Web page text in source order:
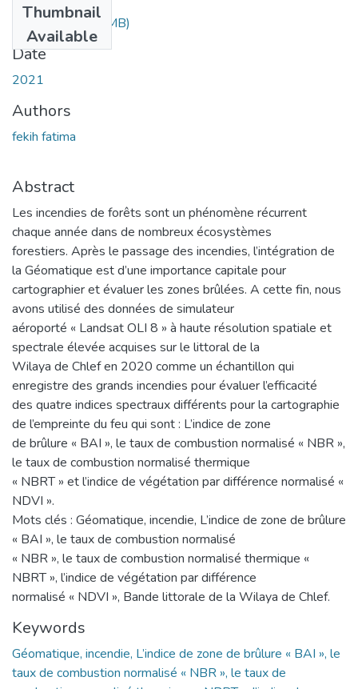
Thumbnail
Available
fekih_f.pdf(5.55 MB)
Date
2021
Authors
fekih fatima
Abstract
Les incendies de forêts sont un phénomène récurrent
chaque année dans de nombreux écosystèmes
forestiers. Après le passage des incendies, l’intégration de
la Géomatique est d’une importance capitale pour
cartographier et évaluer les zones brûlées. A cette fin, nous
avons utilisé des données de simulateur
aéroporté « Landsat OLI 8 » à haute résolution spatiale et
spectrale élevée acquises sur le littoral de la
Wilaya de Chlef en 2020 comme un échantillon qui
enregistre des grands incendies pour évaluer l’efficacité
des quatre indices spectraux différents pour la cartographie
de l’empreinte du feu qui sont : L’indice de zone
de brûlure « BAI », le taux de combustion normalisé « NBR »,
le taux de combustion normalisé thermique
« NBRT » et l’indice de végétation par différence normalisé «
NDVI ».
Mots clés : Géomatique, incendie, L’indice de zone de brûlure
« BAI », le taux de combustion normalisé
« NBR », le taux de combustion normalisé thermique «
NBRT », l’indice de végétation par différence
normalisé « NDVI », Bande littorale de la Wilaya de Chlef.
Keywords
Géomatique, incendie, L’indice de zone de brûlure « BAI », le
taux de combustion normalisé « NBR », le taux de